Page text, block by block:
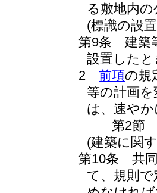
る敷地内
(標識の設
第9条
建築
設置した
2
前項の規
等の計画
は、速や
第2節
(建築に関
第10条
共
て、規則